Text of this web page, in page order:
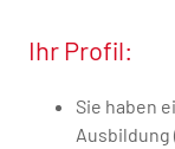
Ihr Profil:
Sie haben
Ausbildung